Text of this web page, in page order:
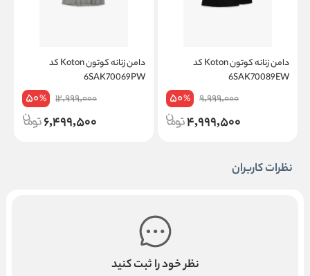
دامن زنانه کوتون Koton کد
6SAK70089EW
9,999,000
50%
4,999,500
دامن زنانه کوتون Koton کد
6SAK70069PW
12,999,000
50%
6,499,500
نظرات کاربران
نظر خود را ثبت کنید